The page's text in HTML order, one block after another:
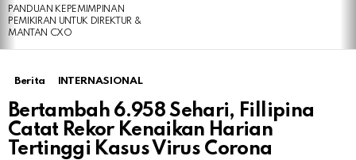
PANDUAN KEPEMIMPINAN
PEMIKIRAN UNTUK DIREKTUR &
MANTAN CXO
Berita INTERNASIONAL
Bertambah 6.958 Sehari, Fillipina
Catat Rekor Kenaikan Harian
Tertinggi Kasus Virus Corona